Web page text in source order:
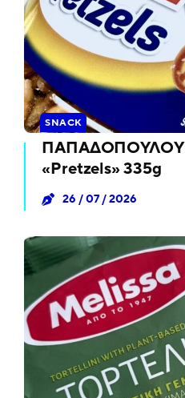
SNACK
ΠΑΠΑΔΟΠΟΥΛΟΥ
«Pretzels» 335g
26 / 07 / 2026